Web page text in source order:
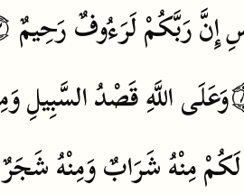
إِنَّرَبَّكُمْلَرَءُوفٌرَحِيمٌ
وَعَلَىاللَّهِقَصْدُالسَّبِيلِ
لَكُمْمِنْهُشَرَابٌوَمِنْهُشَجَرٌ